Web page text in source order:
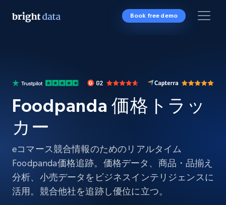
Book free demo
Foodpanda 価格トラッ
カー
eコマース競合情報のためのリアルタイム
Foodpanda価格追跡。価格データ、商品・品揃え
分析、小売データをビジネスインテリジェンスに
活用。競合他社を追跡し優位に立つ。